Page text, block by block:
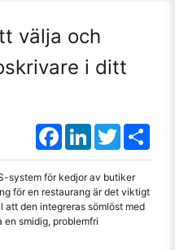
välja och
i ditt
FacebookLinkedInTwitter
system för kedjor av butiker
för en restaurang är det viktigt
att den integreras sömlöst med
smidig, problemfri